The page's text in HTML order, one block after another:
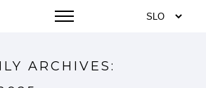
ARCHIVES: